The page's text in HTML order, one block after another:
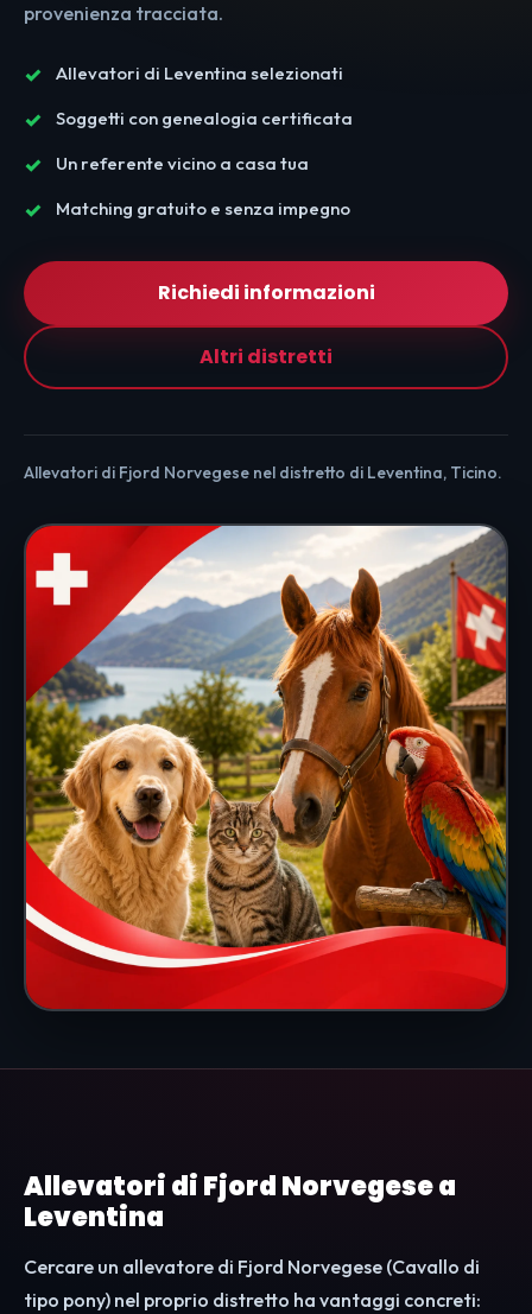
provenienza tracciata.
Allevatori di Leventina selezionati
Soggetti con genealogia certificata
Un referente vicino a casa tua
Matching gratuito e senza impegno
Richiedi informazioni
Altri distretti
Allevatori di Fjord Norvegese nel distretto di Leventina, Ticino.
Allevatori di Fjord Norvegese a
Leventina
Cercare un allevatore di Fjord Norvegese (Cavallo di
tipo pony) nel proprio distretto ha vantaggi concreti: